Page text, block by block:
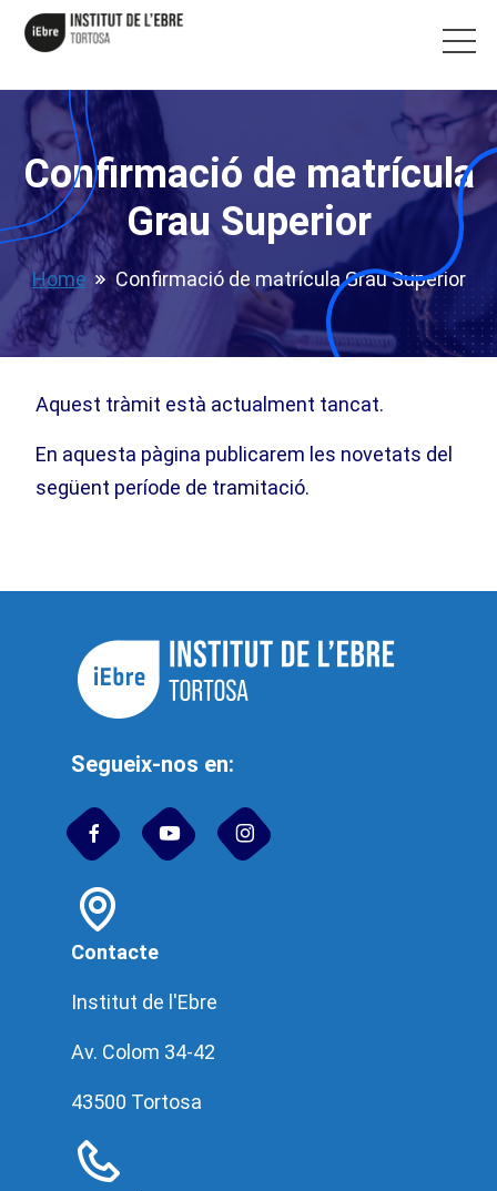
Confirmació de matrícula
Grau Superior
Home Confirmació de matrícula Grau Superior
Aquest tràmit està actualment tancat.
En aquesta pàgina publicarem les novetats del
següent període de tramitació.
Segueix-nos en:
Contacte
Institut de l'Ebre
Av. Colom 34-42
43500 Tortosa